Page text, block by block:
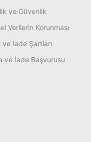
ve Güvenlik
Verilerin Korunması
ve İade Şartları
ve İade Başvurusu